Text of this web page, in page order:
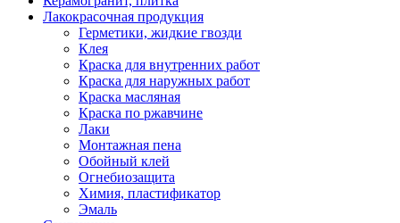
Лакокрасочная продукция
Герметики, жидкие гвозди
Клея
Краска для внутренних работ
Краска для наружных работ
Краска масляная
Краска по ржавчине
Лаки
Монтажная пена
Обойный клей
Огнебиозащита
Химия, пластификатор
Эмаль